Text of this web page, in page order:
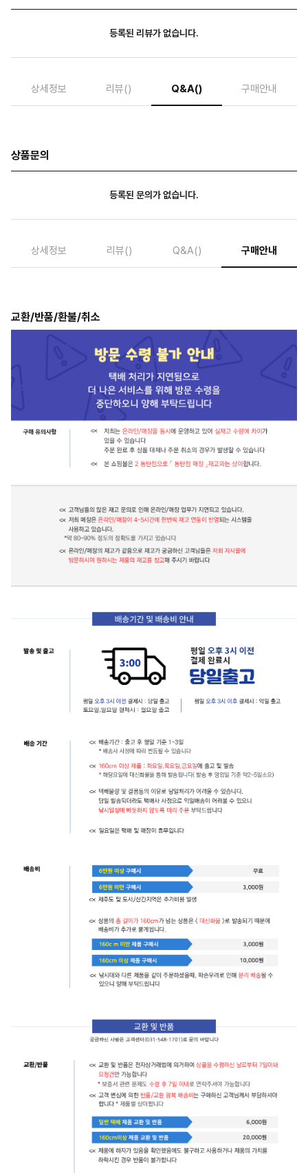
등록된 리뷰가 없습니다.
상세정보 리뷰() Q&A() 구매안내
상품문의
등록된 문의가 없습니다.
상세정보 리뷰() Q&A() 구매안내
교환/반품/환불/취소